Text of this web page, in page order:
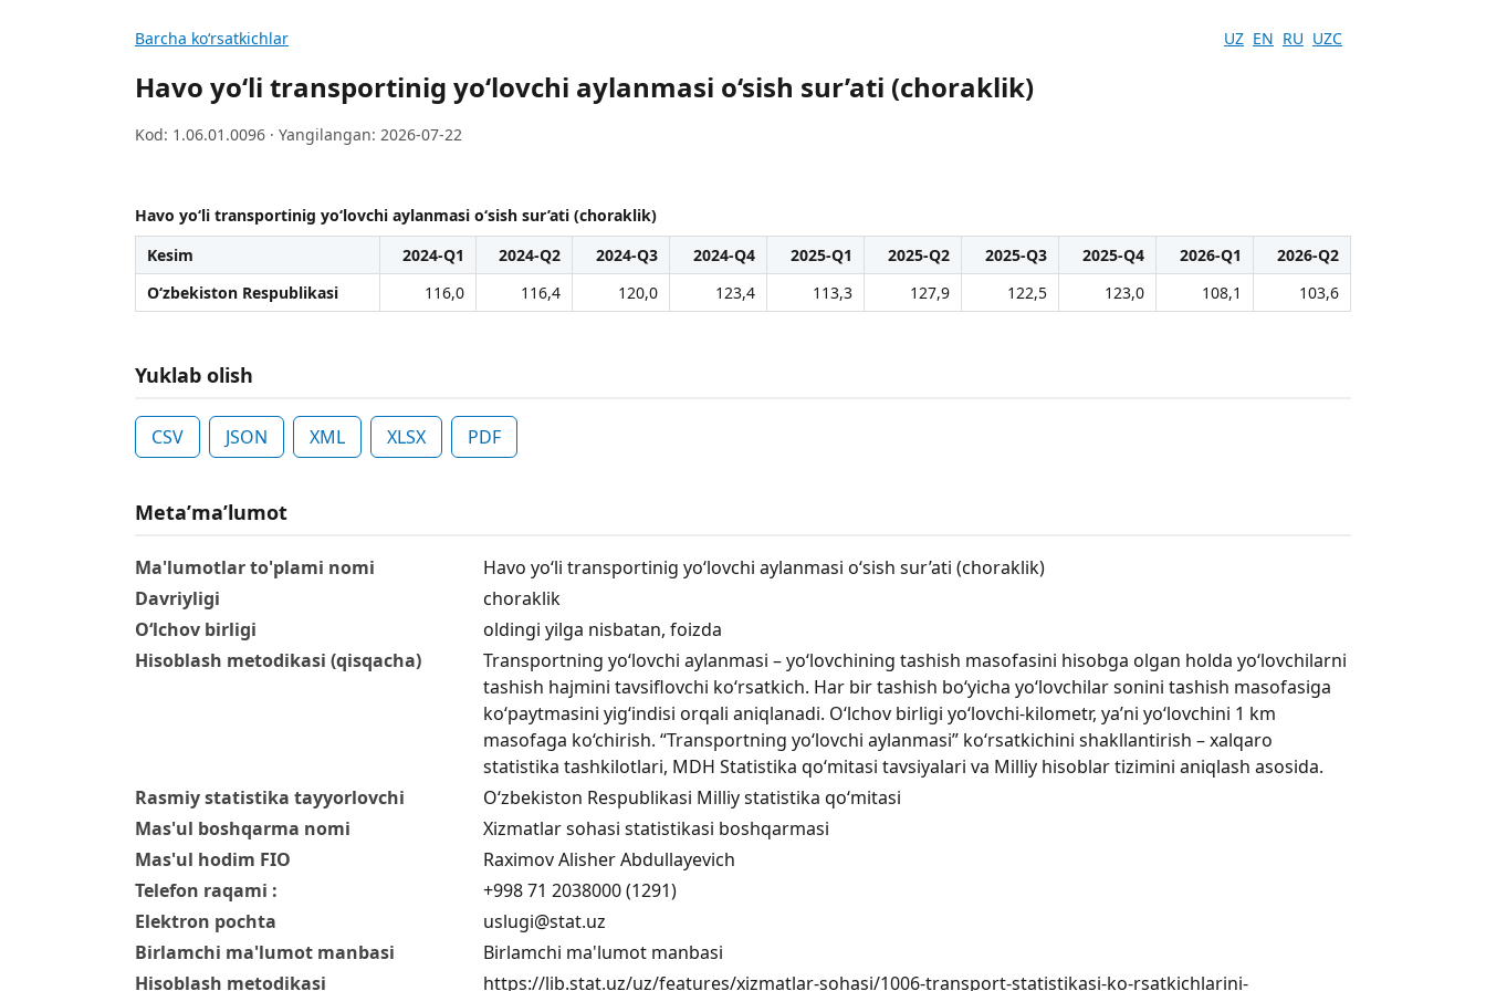
Barcha koʻrsatkichlar UZ EN RU UZC
Havo yo‘li transportinig yo‘lovchi aylanmasi o‘sish sur’ati (choraklik)
Kod: 1.06.01.0096 · Yangilangan: 2026-07-22
Havo yo‘li transportinig yo‘lovchi aylanmasi o‘sish sur’ati (choraklik)
Kesim
2024-Q1 2024-Q2 2024-Q3 2024-Q4 2025-Q1 2025-Q2 2025-Q3 2025-Q4 2026-Q1
2026-Q2
O‘zbekiston Respublikasi
116,0 116,4 120,0 123,4 113,3 127,9 122,5 123,0 108,1 103,6
Yuklab olish
CSV JSON XML XLSX PDF
Metaʼmaʼlumot
Ma'lumotlar to'plami nomi
Havo yo‘li transportinig yo‘lovchi aylanmasi o‘sish sur’ati (choraklik)
Davriyligi
choraklik
O‘lchov birligi
oldingi yilga nisbatan, foizda
Hisoblash metodikasi (qisqacha)
Transportning yo‘lovchi aylanmasi – yo‘lovchining tashish masofasini hisobga olgan holda yo‘lovchilarni
tashish hajmini tavsiflovchi ko‘rsatkich. Har bir tashish bo‘yicha yo‘lovchilar sonini tashish masofasiga
ko‘paytmasini yig‘indisi orqali aniqlanadi. O‘lchov birligi yo‘lovchi-kilometr, ya’ni yo‘lovchini 1 km
masofaga ko‘chirish. “Transportning yo‘lovchi aylanmasi” ko‘rsatkichini shakllantirish – xalqaro
statistika tashkilotlari, MDH Statistika qo‘mitasi tavsiyalari va Milliy hisoblar tizimini aniqlash asosida.
Rasmiy statistika tayyorlovchi
O‘zbekiston Respublikasi Milliy statistika qo‘mitasi
Mas'ul boshqarma nomi
Xizmatlar sohasi statistikasi boshqarmasi
Mas'ul hodim FIO
Raximov Alisher Abdullayevich
Telefon raqami :
+998 71 2038000 (1291)
Elektron pochta
uslugi@stat.uz
Birlamchi ma'lumot manbasi
Birlamchi ma'lumot manbasi
Hisoblash metodikasi
https://lib.stat.uz/uz/features/xizmatlar-sohasi/1006-transport-statistikasi-ko-rsatkichlarini-